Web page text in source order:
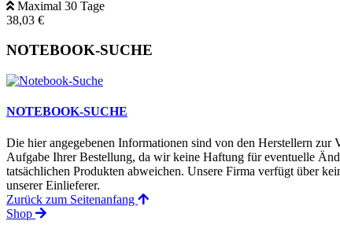
Maximal 30 Tage
38,03 €
NOTEBOOK-SUCHE
NOTEBOOK-SUCHE
Die hier angegebenen Informationen sind von den Herstellern
Aufgabe Ihrer Bestellung, da wir keine Haftung für eventuelle
tatsächlichen Produkten abweichen. Unsere Firma verfügt über
unserer Einlieferer.
Zurück zum Seitenanfang
Shop